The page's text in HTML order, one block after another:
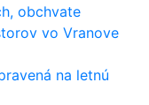
obchvate
vo Vranove
na letnú